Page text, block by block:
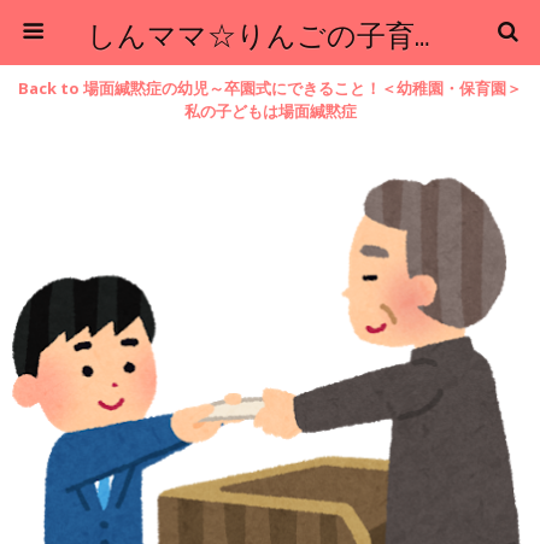
しんママ☆りんごの子育てブログ
Back to 場面緘黙症の幼児～卒園式にできること！＜幼稚園・保育園＞
私の子どもは場面緘黙症